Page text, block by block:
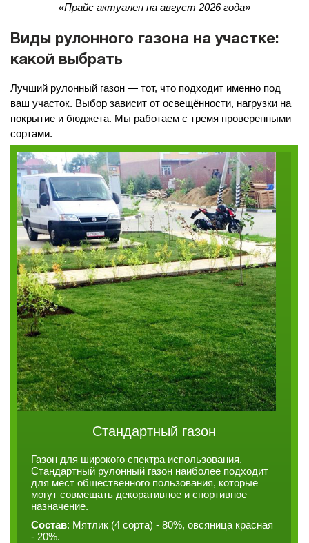
«Прайс актуален на август 2026 года»
Виды рулонного газона на участке:
какой выбрать
Лучший рулонный газон — тот, что подходит именно под
ваш участок. Выбор зависит от освещённости, нагрузки на
покрытие и бюджета. Мы работаем с тремя проверенными
сортами.
Стандартный газон
Газон для широкого спектра использования.
Стандартный рулонный газон наиболее подходит
для мест общественного пользования, которые
могут совмещать декоративное и спортивное
назначение.
Состав: Мятлик (4 сорта) - 80%, овсяница красная
- 20%.